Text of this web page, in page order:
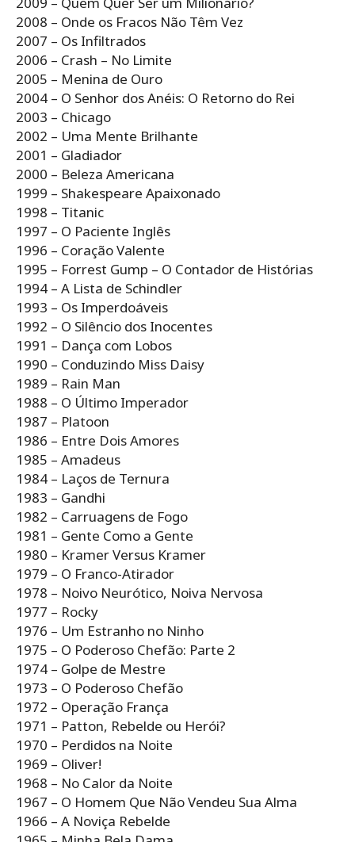
2008 – Onde os Fracos Não Têm Vez
2007 – Os Infiltrados
2006 – Crash – No Limite
2005 – Menina de Ouro
2004 – O Senhor dos Anéis: O Retorno do Rei
2003 – Chicago
2002 – Uma Mente Brilhante
2001 – Gladiador
2000 – Beleza Americana
1999 – Shakespeare Apaixonado
1998 – Titanic
1997 – O Paciente Inglês
1996 – Coração Valente
1995 – Forrest Gump – O Contador de Histórias
1994 – A Lista de Schindler
1993 – Os Imperdoáveis
1992 – O Silêncio dos Inocentes
1991 – Dança com Lobos
1990 – Conduzindo Miss Daisy
1989 – Rain Man
1988 – O Último Imperador
1987 – Platoon
1986 – Entre Dois Amores
1985 – Amadeus
1984 – Laços de Ternura
1983 – Gandhi
1982 – Carruagens de Fogo
1981 – Gente Como a Gente
1980 – Kramer Versus Kramer
1979 – O Franco-Atirador
1978 – Noivo Neurótico, Noiva Nervosa
1977 – Rocky
1976 – Um Estranho no Ninho
1975 – O Poderoso Chefão: Parte 2
1974 – Golpe de Mestre
1973 – O Poderoso Chefão
1972 – Operação França
1971 – Patton, Rebelde ou Herói?
1970 – Perdidos na Noite
1969 – Oliver!
1968 – No Calor da Noite
1967 – O Homem Que Não Vendeu Sua Alma
1966 – A Noviça Rebelde